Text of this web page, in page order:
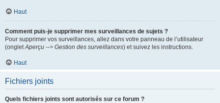
Haut
Comment puis-je supprimer mes surveillances de sujets ?
Pour supprimer vos surveillances, allez dans votre panneau de l’utilisateur
(ongletAperçu --> Gestion des surveillances) et suivez les instructions.
Haut
Fichiers joints
Quels fichiers joints sont autorisés sur ce forum ?